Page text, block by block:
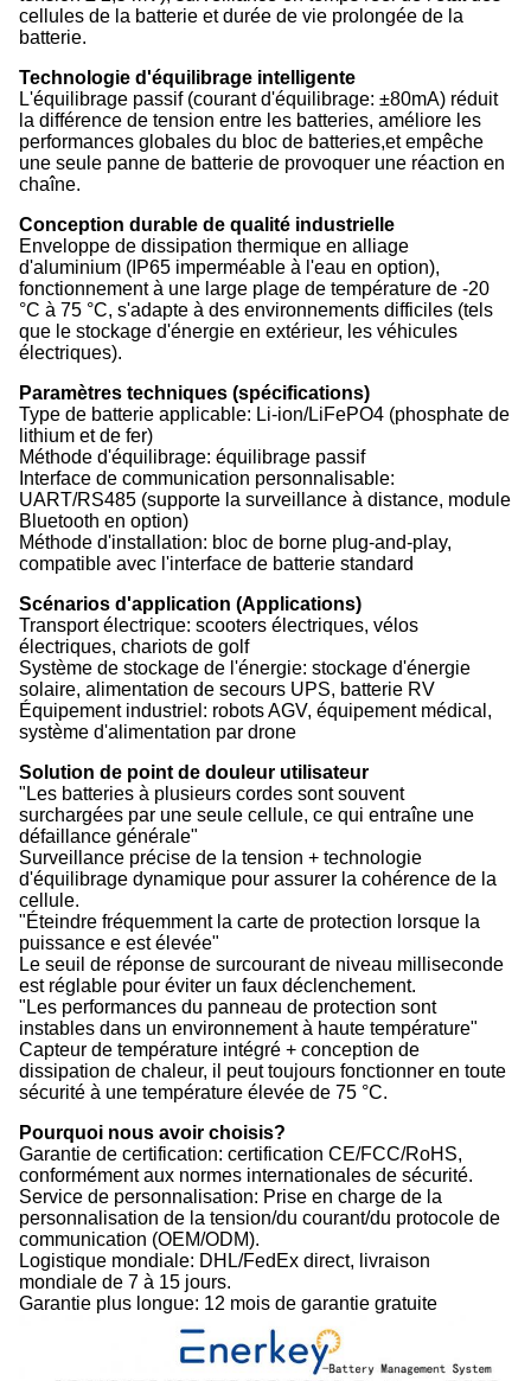
cellules de la batterie et durée de vie prolongée de la
batterie.
Technologie d'équilibrage intelligente
L'équilibrage passif (courant d'équilibrage: ±80mA) réduit
la différence de tension entre les batteries, améliore les
performances globales du bloc de batteries,et empêche
une seule panne de batterie de provoquer une réaction en
chaîne.
Conception durable de qualité industrielle
Enveloppe de dissipation thermique en alliage
d'aluminium (IP65 imperméable à l'eau en option),
fonctionnement à une large plage de température de -20
°C à 75 °C, s'adapte à des environnements difficiles (tels
que le stockage d'énergie en extérieur, les véhicules
électriques).
Paramètres techniques (spécifications)
Type de batterie applicable: Li-ion/LiFePO4 (phosphate de
lithium et de fer)
Méthode d'équilibrage: équilibrage passif
Interface de communication personnalisable:
UART/RS485 (supporte la surveillance à distance, module
Bluetooth en option)
Méthode d'installation: bloc de borne plug-and-play,
compatible avec l'interface de batterie standard
Scénarios d'application (Applications)
Transport électrique: scooters électriques, vélos
électriques, chariots de golf
Système de stockage de l'énergie: stockage d'énergie
solaire, alimentation de secours UPS, batterie RV
Équipement industriel: robots AGV, équipement médical,
système d'alimentation par drone
Solution de point de douleur utilisateur
"Les batteries à plusieurs cordes sont souvent
surchargées par une seule cellule, ce qui entraîne une
défaillance générale"
Surveillance précise de la tension + technologie
d'équilibrage dynamique pour assurer la cohérence de la
cellule.
"Éteindre fréquemment la carte de protection lorsque la
puissance e est élevée"
Le seuil de réponse de surcourant de niveau milliseconde
est réglable pour éviter un faux déclenchement.
"Les performances du panneau de protection sont
instables dans un environnement à haute température"
Capteur de température intégré + conception de
dissipation de chaleur, il peut toujours fonctionner en toute
sécurité à une température élevée de 75 °C.
Pourquoi nous avoir choisis?
Garantie de certification: certification CE/FCC/RoHS,
conformément aux normes internationales de sécurité.
Service de personnalisation: Prise en charge de la
personnalisation de la tension/du courant/du protocole de
communication (OEM/ODM).
Logistique mondiale: DHL/FedEx direct, livraison
mondiale de 7 à 15 jours.
Garantie plus longue: 12 mois de garantie gratuite